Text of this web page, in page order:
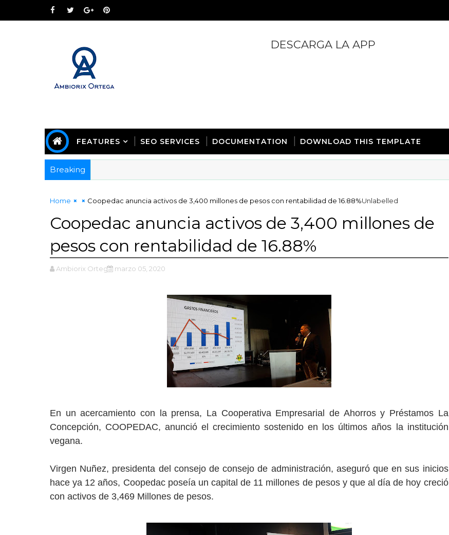
DESCARGA LA APP
FEATURES SEO SERVICES DOCUMENTATION DOWNLOAD THIS TEMPLATE
Breaking
Home Unlabelled
Coopedac anuncia activos de 3,400 millones de pesos con rentabilidad de 16.88%
Coopedac anuncia activos de 3,400 millones de
pesos con rentabilidad de 16.88%
Ambiorix Ortega marzo 05, 2020
En un acercamiento con la prensa, La Cooperativa Empresarial de Ahorros y Préstamos La
Concepción, COOPEDAC, anunció el crecimiento sostenido en los últimos años la institución
vegana.
Virgen Nuñez, presidenta del consejo de consejo de administración, aseguró que en sus inicios
hace ya 12 años, Coopedac poseía un capital de 11 millones de pesos y que al día de hoy creció
con activos de 3,469 Millones de pesos.